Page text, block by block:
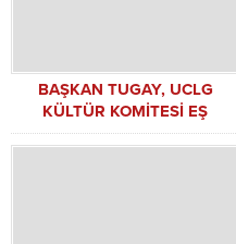
BAŞKAN TUGAY, UCLG
KÜLTÜR KOMİTESİ EŞ
BAŞKANLIĞINA SEÇİLDİ